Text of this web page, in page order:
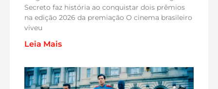
Secreto faz história ao conquistar dois prêmios
na edição 2026 da premiação O cinema brasileiro
viveu
Leia Mais